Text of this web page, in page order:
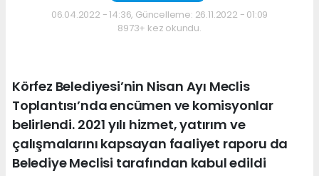
06.04.2022 - 14:36, Güncelleme: 26.11.2022 - 01:09
8973+ kez okundu.
Körfez Belediyesi’nin Nisan Ayı Meclis
Toplantısı’nda encümen ve komisyonlar
belirlendi. 2021 yılı hizmet, yatırım ve
çalışmalarını kapsayan faaliyet raporu da
Belediye Meclisi tarafından kabul edildi